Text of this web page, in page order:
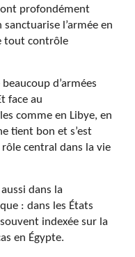
profondément
l’armée en
tout contrôle
d’armées
face au
comme en Libye, en
tient bon et s’est
central dans la vie
dans la
: dans les États
indexée sur la
en Égypte.